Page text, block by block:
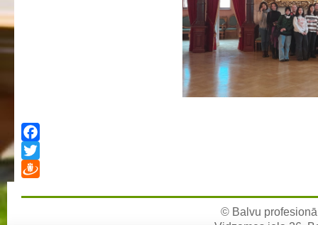
Mācību stundu norises laiki
BPVV skolotāju konsultāciju grafiks 2025./2026. m.g.
Normatīvie akti
Facebook
Twitter
© Balvu